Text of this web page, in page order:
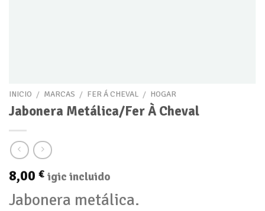
INICIO / MARCAS / FER Á CHEVAL / HOGAR
Jabonera Metálica/Fer À Cheval
8,00 € igic incluido
Jabonera metálica.